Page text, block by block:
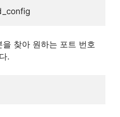
을 찾아 원하는 포트 번호
.